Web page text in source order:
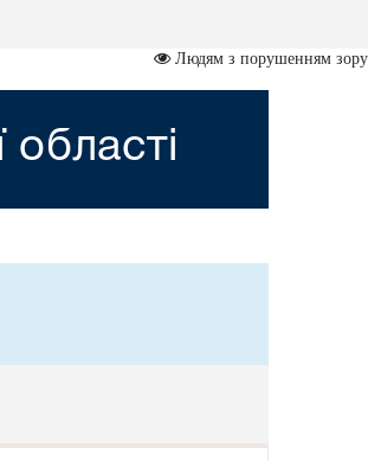
Людям з порушенням зору